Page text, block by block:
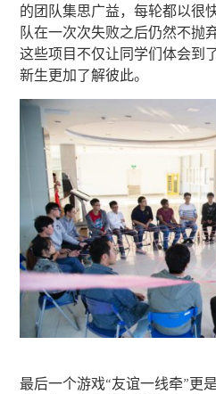
的团队集思广益，每轮都以很
队在一次次失败之后仍然不抛
这些项目不仅让同学们体会到
新生更加了解彼此。
最后一个游戏“友谊一线牵”更